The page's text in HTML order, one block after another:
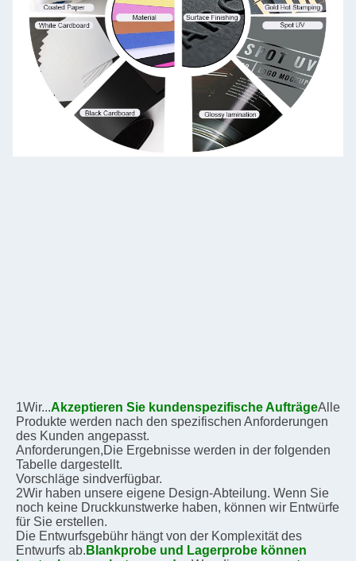
1Wir...Akzeptieren Sie kundenspezifische AufträgeAlle
Produkte werden nach den spezifischen Anforderungen
des Kunden angepasst.
Anforderungen,Die Ergebnisse werden in der folgenden
Tabelle dargestellt.
Vorschläge sindverfügbar.
2Wir haben unsere eigene Design-Abteilung. Wenn Sie
noch keine Druckkunstwerke haben, können wir Entwürfe
für Sie erstellen.
Die Entwurfsgebühr hängt von der Komplexität des
Entwurfs ab. Blankprobe und Lagerprobe können